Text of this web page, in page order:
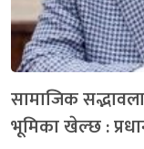
सामाजिक
भूमिका खेल्छ :